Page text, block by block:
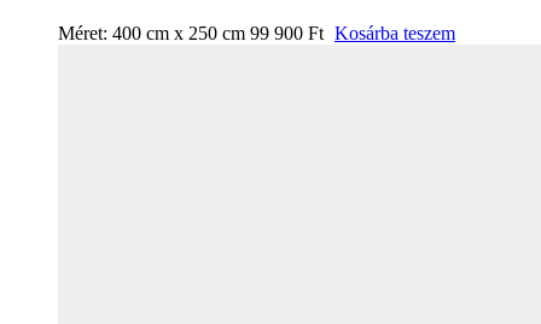
Méret: 400 cm x 250 cm 99 900 Ft Kosárba teszem